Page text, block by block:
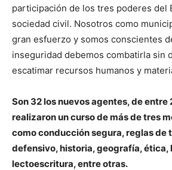
participación de los tres poderes del
sociedad civil. Nosotros como
gran esfuerzo y somos conscientes
inseguridad debemos combatirla sin
escatimar recursos humanos y
Son 32 los nuevos agentes, de entre
realizaron un curso de más de tres
como conducción segura, reglas de
defensivo, historia, geografía, ética,
lectoescritura, entre otras.